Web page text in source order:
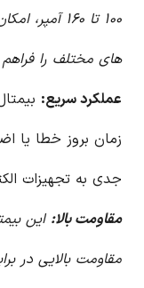
۱۰۰ تا ۱۶۰
های مختلف را
عملکرد سریع:
زمان بروز خطا یا
جدی به تجهیزات
مقاومت بالا: این
مقاومت بالایی در